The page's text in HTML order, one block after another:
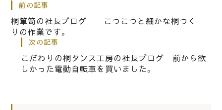
桐箪笥の社長ブログ 春木旭町の曳行
前の記事
桐箪笥の社長ブログ こつこつと細かな桐つく
りの作業です。
次の記事
こだわりの桐タンス工房の社長ブログ 前から欲
しかった電動自転車を買いました。